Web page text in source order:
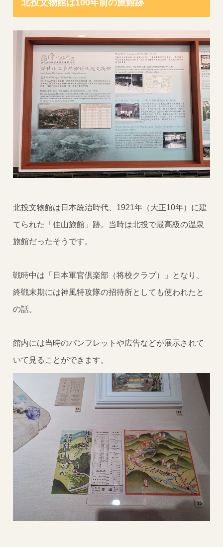
北投文物館は100年前の旅館跡
北投文物館は日本統治時代、1921年（大正10年）に建
てられた「佳山旅館」跡。当時は北投で最高級の温泉
旅館だったそうです。
戦時中は「日本軍官倶楽部（将校クラブ）」となり、
終戦末期には神風特攻隊の招待所としても使われたと
の話。
館内には当時のパンフレットや広告などが展示されて
いて見ることができます。